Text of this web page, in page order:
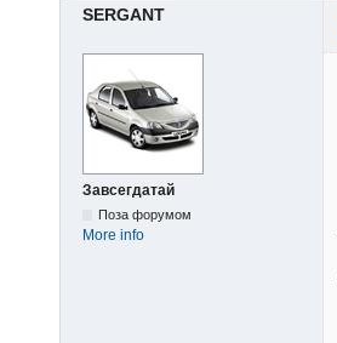
SERGANT
Завсегдатай
Поза форумом
More info